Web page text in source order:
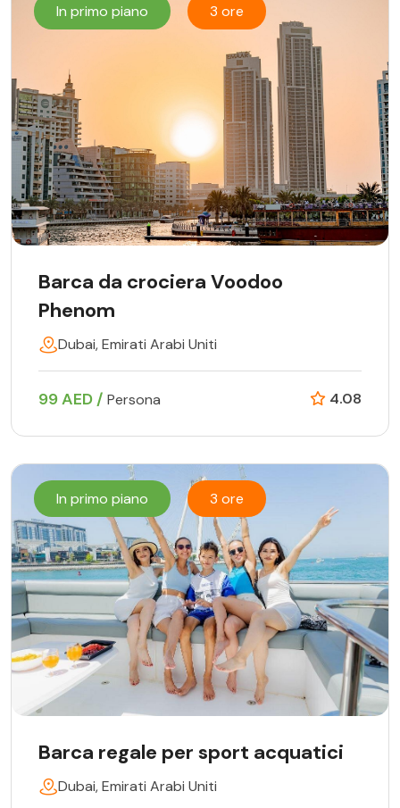
In primo piano 3 ore
Barca da crociera Voodoo
Phenom
Dubai, Emirati Arabi Uniti
99 AED / Persona 4.08
In primo piano 3 ore
Barca regale per sport acquatici
Dubai, Emirati Arabi Uniti